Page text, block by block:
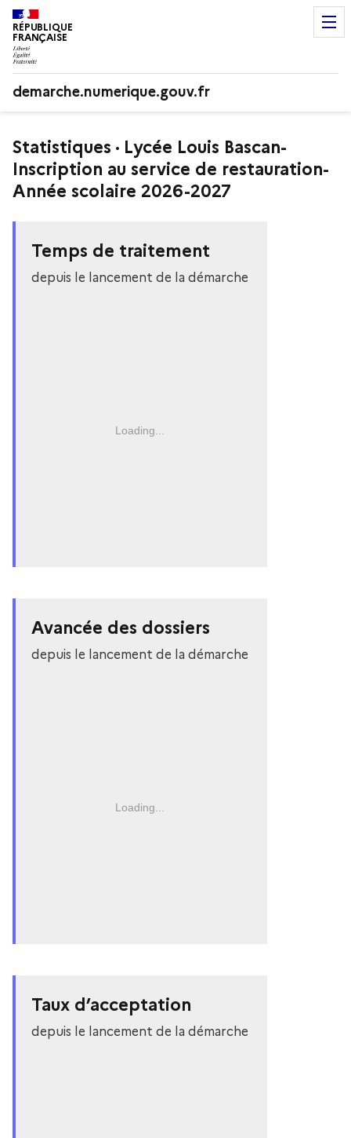
RÉPUBLIQUE
FRANÇAISE
demarche.numerique.gouv.fr
Statistiques · Lycée Louis Bascan-
Inscription au service de restauration-
Année scolaire 2026-2027
Temps de traitement
depuis le lancement de la démarche
Loading...
Avancée des dossiers
depuis le lancement de la démarche
Loading...
Taux d’acceptation
depuis le lancement de la démarche